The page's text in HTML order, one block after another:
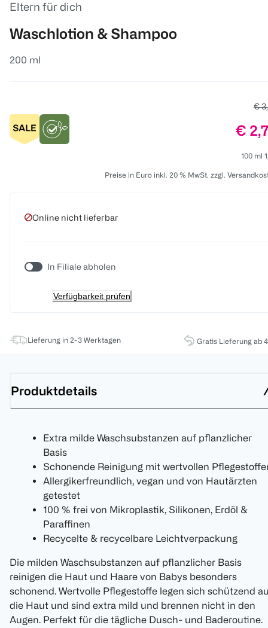
Eltern für dich
Waschlotion & Shampoo
200 ml
€
€
100 ml
Preise in Euro inkl. 20 % MwSt. zzgl.
Online nicht lieferbar
In Filiale abholen
Verfügbarkeit prüfen
Lieferung in 2-3 Werktagen Gratis Lieferung ab
Produktdetails
Extra milde Waschsubstanzen auf pflanzlicher
Basis
Schonende Reinigung mit wertvollen
Allergikerfreundlich, vegan und von Hautärzten
getestet
100 % frei von Mikroplastik, Silikonen, Erdöl &
Paraffinen
Recycelte & recycelbare Leichtverpackung
Die milden Waschsubstanzen auf pflanzlicher Basis
reinigen die Haut und Haare von Babys besonders
schonend. Wertvolle Pflegestoffe legen sich schützend
die Haut und sind extra mild und brennen nicht in den
Augen. Perfekt für die tägliche Dusch- und Baderoutine.